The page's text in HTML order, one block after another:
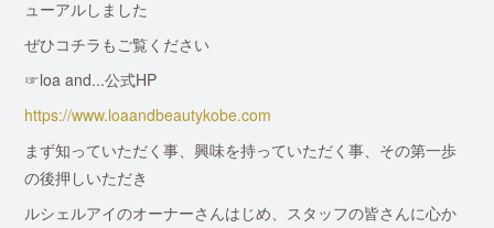
ューアルしました
ぜひコチラもご覧ください
☞loa and...公式HP
https://www.loaandbeautykobe.com
まず知っていただく事、興味を持っていただく事、その第一歩
の後押しいただき
ルシェルアイのオーナーさんはじめ、スタッフの皆さんに心か